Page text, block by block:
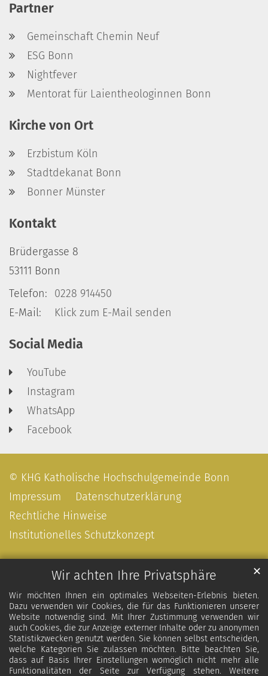
Wir achten Ihre Privatsphäre
Wir möchten Ihnen ein optimales Webseiten-Erlebnis bieten.
Dazu verwenden wir Cookies, die für das Funktionieren unserer
Website notwendig sind. Mit Ihrer Zustimmung verwenden wir
auch Cookies, die zur Anzeige externer Inhalte oder zu anonymen
Statistikzwecken genutzt werden. Sie können selbst entscheiden,
welche Kategorien Sie zulassen möchten. Bitte beachten Sie,
dass auf Basis Ihrer Einstellungen womöglich nicht mehr alle
Funktionalitäten der Seite zur Verfügung stehen. Weitere
✕
Partner
Gemeinschaft Chemin Neuf
ESG Bonn
Nightfever
Mentorat für Laientheologinnen Bonn
Kirche von Ort
Erzbistum Köln
Stadtdekanat Bonn
Bonner Münster
Kontakt
Brüdergasse 8
53111 Bonn
Telefon:
0228 914450
E-Mail:
Klick zum E-Mail senden
Social Media
YouTube
Instagram
WhatsApp
Facebook
© KHG Katholische Hochschulgemeinde Bonn
Impressum
Datenschutzerklärung
Rechtliche Hinweise
Institutionelles Schutzkonzept